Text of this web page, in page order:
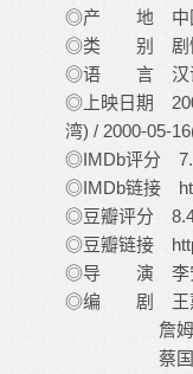
◎产 地 中国
◎类 别 剧情
◎语 言 汉语
◎上映日期
湾) / 2000-05-
◎IMDb评分
◎IMDb链接
◎豆瓣评分
◎豆瓣链接
◎导 演 李
◎编 剧 王
詹姆斯·
蔡国